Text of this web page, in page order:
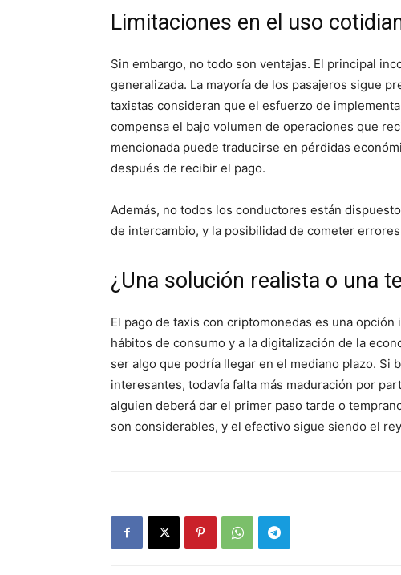
Limitaciones en el uso
Sin embargo, no todo son ventajas. El principal
generalizada. La mayoría de los pasajeros sigue
taxistas consideran que el esfuerzo de
compensa el bajo volumen de operaciones que
mencionada puede traducirse en pérdidas
después de recibir el pago.
Además, no todos los conductores están
de intercambio, y la posibilidad de cometer
¿Una solución realista o una
El pago de taxis con criptomonedas es una
hábitos de consumo y a la digitalización de la
ser algo que podría llegar en el mediano plazo. Si
interesantes, todavía falta más maduración por
alguien deberá dar el primer paso tarde o
son considerables, y el efectivo sigue siendo el